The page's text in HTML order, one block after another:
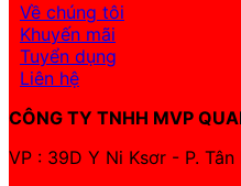
Về chúng tôi
Khuyến mãi
Tuyển dụng
Liên hệ
CÔNG TY TNHH MVP
VP : 39D Y Ni Ksơr - P.